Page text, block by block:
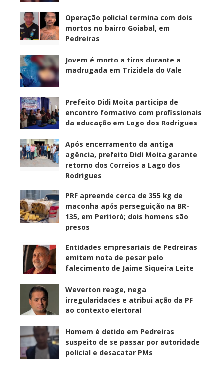
Operação policial termina com dois
mortos no bairro Goiabal, em
Pedreiras
Jovem é morto a tiros durante a
madrugada em Trizidela do Vale
Prefeito Didi Moita participa de
encontro formativo com profissionais
da educação em Lago dos Rodrigues
Após encerramento da antiga
agência, prefeito Didi Moita garante
retorno dos Correios a Lago dos
Rodrigues
PRF apreende cerca de 355 kg de
maconha após perseguição na BR-
135, em Peritoró; dois homens são
presos
Entidades empresariais de Pedreiras
emitem nota de pesar pelo
falecimento de Jaime Siqueira Leite
Weverton reage, nega
irregularidades e atribui ação da PF
ao contexto eleitoral
Homem é detido em Pedreiras
suspeito de se passar por autoridade
policial e desacatar PMs